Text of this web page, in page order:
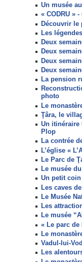
Un musée
« CODRU »
Découvrir le
Les
Deux
Deux
Deux
Deux
La pension
photo
Le
Ţâra, le
Un itinéraire
Plop
La contrée
L’église «
Le Parc de
Le musée
Un petit
Les caves
Le Musée
Les
Le musée
« Le parc
Le
Vadul-lui-
Les